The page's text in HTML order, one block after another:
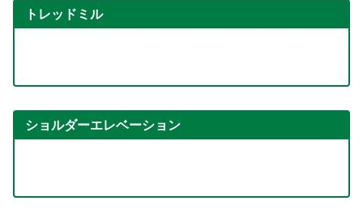
トレッドミル
ショルダーエレベーション